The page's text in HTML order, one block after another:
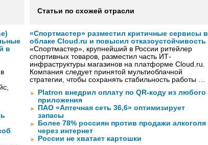
в
Статьи по схожей отрасли
«Спортмастер» разместил критичные сервисы в
облаке Cloud.ru и повысил отказоустойчивость
«Спортмастер», крупнейший в России ритейлер
спортивных товаров, разместил часть ИТ-
инфраструктуры магазинов на платформе Cloud.ru.
Компания следует принятой мультиоблачной
стратегии, чтобы сохранять стабильность работы …
Platron внедрил оплату по QR-коду из любого
приложения
ПАО «Аптечная сеть 36,6» оптимизирует
запасы
Более 78% россиян против продажи алкоголя
через интернет
России не хватает картошки